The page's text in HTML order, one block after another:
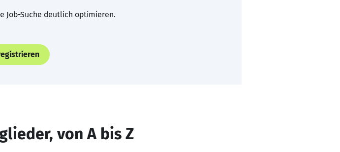
Job-Suche deutlich optimieren.
von A bis Z